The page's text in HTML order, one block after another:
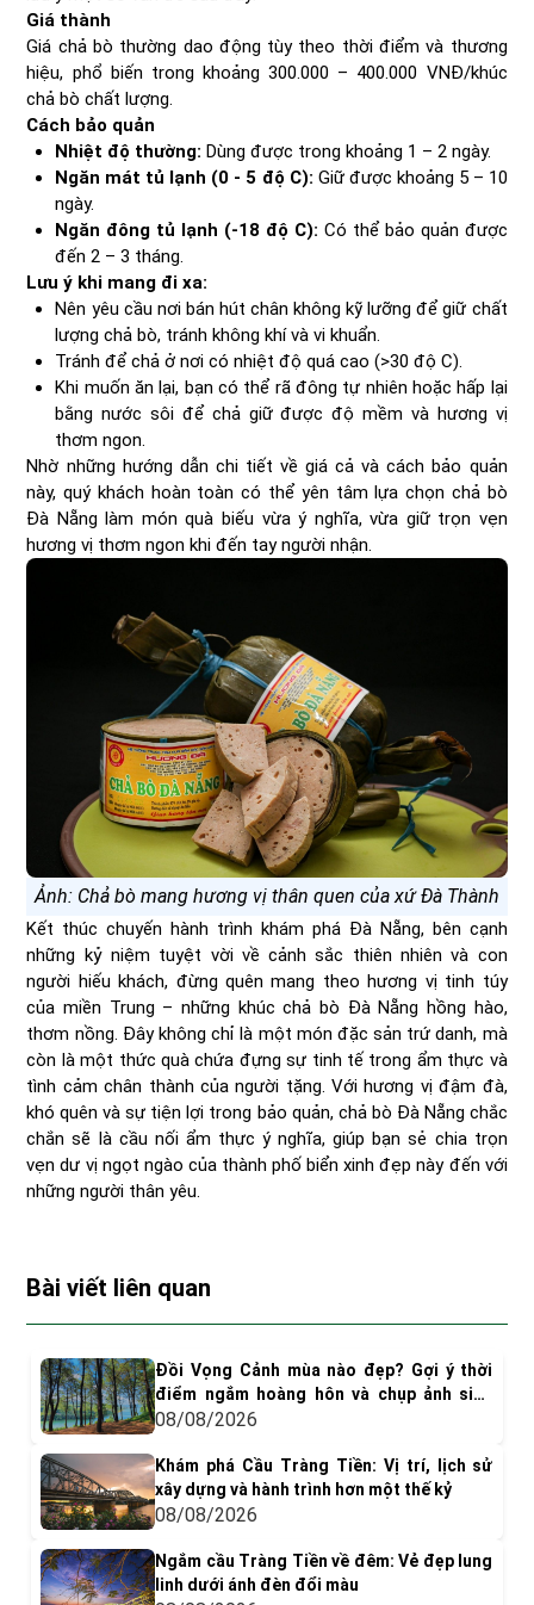
Giá thành
Giá chả bò thường dao động tùy theo thời điểm và thương
hiệu, phổ biến trong khoảng 300.000 – 400.000 VNĐ/khúc
chả bò chất lượng.
Cách bảo quản
Nhiệt độ thường: Dùng được trong khoảng 1 – 2 ngày.
Ngăn mát tủ lạnh (0 - 5 độ C): Giữ được khoảng 5 – 10
ngày.
Ngăn đông tủ lạnh (-18 độ C): Có thể bảo quản được
đến 2 – 3 tháng.
Lưu ý khi mang đi xa:
Nên yêu cầu nơi bán hút chân không kỹ lưỡng để giữ chất
lượng chả bò, tránh không khí và vi khuẩn.
Tránh để chả ở nơi có nhiệt độ quá cao (>30 độ C).
Khi muốn ăn lại, bạn có thể rã đông tự nhiên hoặc hấp lại
bằng nước sôi để chả giữ được độ mềm và hương vị
thơm ngon.
Nhờ những hướng dẫn chi tiết về giá cả và cách bảo quản
này, quý khách hoàn toàn có thể yên tâm lựa chọn chả bò
Đà Nẵng làm món quà biếu vừa ý nghĩa, vừa giữ trọn vẹn
hương vị thơm ngon khi đến tay người nhận.
Ảnh: Chả bò mang hương vị thân quen của xứ Đà Thành
Kết thúc chuyến hành trình khám phá Đà Nẵng, bên cạnh
những kỷ niệm tuyệt vời về cảnh sắc thiên nhiên và con
người hiếu khách, đừng quên mang theo hương vị tinh túy
của miền Trung – những khúc chả bò Đà Nẵng hồng hào,
thơm nồng. Đây không chỉ là một món đặc sản trứ danh, mà
còn là một thức quà chứa đựng sự tinh tế trong ẩm thực và
tình cảm chân thành của người tặng. Với hương vị đậm đà,
khó quên và sự tiện lợi trong bảo quản, chả bò Đà Nẵng chắc
chắn sẽ là cầu nối ẩm thực ý nghĩa, giúp bạn sẻ chia trọn
vẹn dư vị ngọt ngào của thành phố biển xinh đẹp này đến với
những người thân yêu.
Bài viết liên quan
Đồi Vọng Cảnh mùa nào đẹp? Gợi ý thời
điểm ngắm hoàng hôn và chụp ảnh siêu
"dính"
08/08/2026
Khám phá Cầu Tràng Tiền: Vị trí, lịch sử
xây dựng và hành trình hơn một thế kỷ
08/08/2026
Ngắm cầu Tràng Tiền về đêm: Vẻ đẹp lung
linh dưới ánh đèn đổi màu